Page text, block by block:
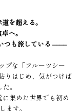
を超える。
へ。
つも旅している ––––
プな「フルーツシー
りはじめ、気がつけば
。
集めた世界でも初め
ます。